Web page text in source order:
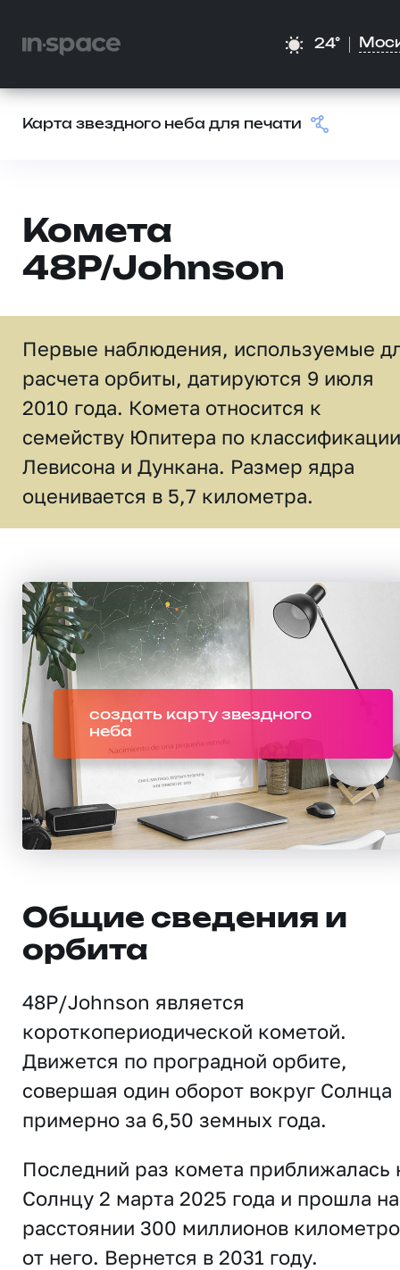
24°
Карта звездного неба для печати
Комета
48P/Johnson
Первые наблюдения, используемые
расчета орбиты, датируются 9 июля
2010 года. Комета относится к
семейству Юпитера по классификации
Левисона и Дункана. Размер ядра
оценивается в 5,7 километра.
создать карту звездного
неба
Общие сведения и
орбита
48P/Johnson является
короткопериодической кометой.
Движется по проградной орбите,
совершая один оборот вокруг Солнца
примерно за 6,50 земных года.
Последний раз комета приближалась
Солнцу 2 марта 2025 года и прошла на
расстоянии 300 миллионов
от него. Вернется в 2031 году.